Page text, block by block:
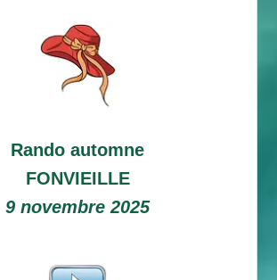
Rando automne
FONVIEILLE
9 novembre 2025